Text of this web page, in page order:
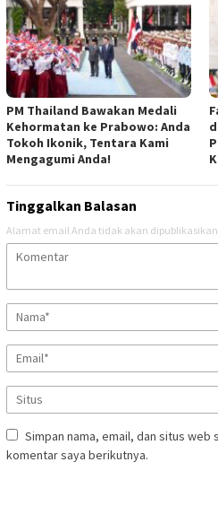
PM Thailand Bawakan Medali
Kehormatan ke Prabowo: Anda
Tokoh Ikonik, Tentara Kami
Mengagumi Anda!
Tinggalkan Balasan
Alamat email Anda tidak akan
Simpan nama, email, dan situs web
komentar saya berikutnya.